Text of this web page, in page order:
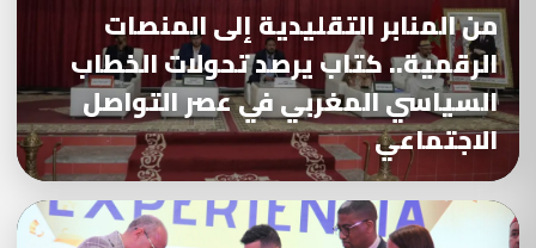
من المنابر التقليدية إلى المنصات
الرقمية.. كتاب يرصد تحولات الخطاب
السياسي المغربي في عصر التواصل
الاجتماعي